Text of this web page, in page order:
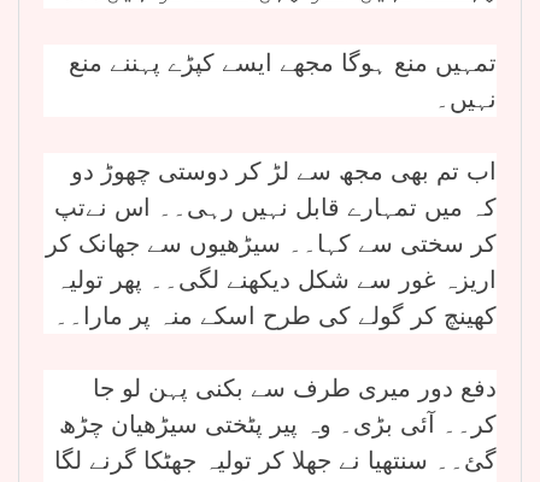
تمہیں منع ہوگا مجھے ایسے کپڑے پہننے منع
نہیں۔
اب تم بھی مجھ سے لڑ کر دوستی چھوڑ دو
کہ میں تمہارے قابل نہیں رہی۔۔ اس نےتپ
کر سختی سے کہا۔۔ سیڑھیوں سے جھانک کر
اریزہ غور سے شکل دیکھنے لگی۔۔ پھر تولیہ
کھینچ کر گولے کی طرح اسکے منہ پر مارا۔۔
دفع دور میری طرف سے بکنی پہن لو جا
کر۔۔ آئی بڑی۔ وہ پیر پٹختی سیڑھیان چڑھ
گئ۔۔ سنتھیا نے جھلا کر تولیہ جھٹکا گرنے لگا